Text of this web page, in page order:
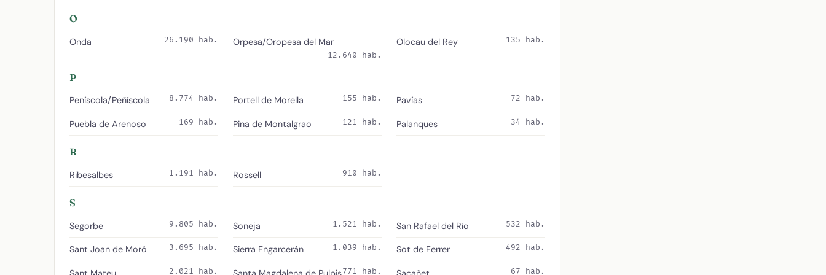
O
Onda 26.190 hab. Orpesa/Oropesa del Mar
12.640 hab.
Olocau del Rey 135 hab.
P
Peníscola/Peñíscola 8.774 hab.
Puebla de Arenoso 169 hab.
Portell de Morella 155 hab.
Pina de Montalgrao 121 hab.
Pavías 72 hab.
Palanques 34 hab.
R
Ribesalbes 1.191 hab. Rossell 910 hab.
S
Segorbe 9.805 hab.
Sant Joan de Moró 3.695 hab.
2.021 hab.
Soneja 1.521 hab.
Sierra Engarcerán 1.039 hab.
771 hab.
San Rafael del Río 532 hab.
Sot de Ferrer 492 hab.
67 hab.